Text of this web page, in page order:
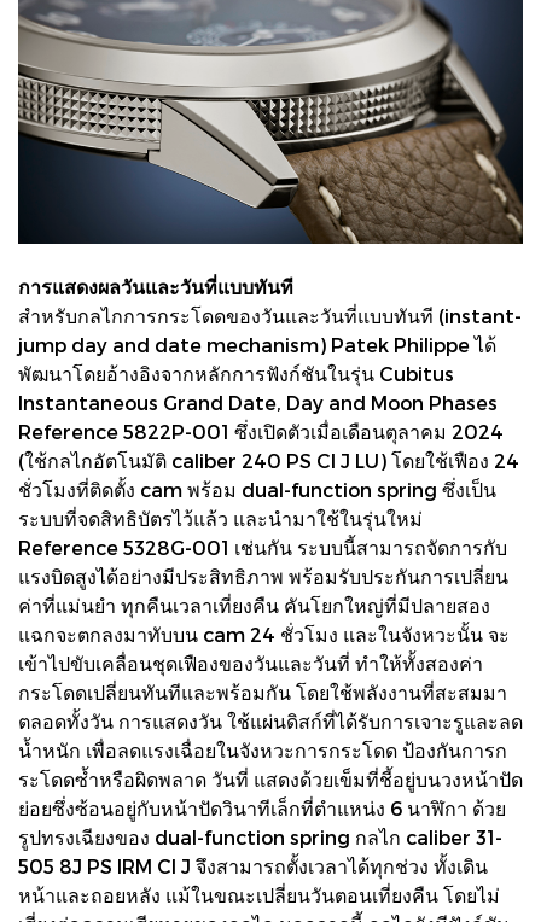
การแสดงผลวันและวันที่แบบทันที
สำหรับกลไกการกระโดดของวันและวันที่แบบทันที (instant-
jump day and date mechanism) Patek Philippe ได้
พัฒนาโดยอ้างอิงจากหลักการฟังก์ชันในรุ่น Cubitus
Instantaneous Grand Date, Day and Moon Phases
Reference 5822P-001 ซึ่งเปิดตัวเมื่อเดือนตุลาคม 2024
(ใช้กลไกอัตโนมัติ caliber 240 PS CI J LU) โดยใช้เฟือง 24
ชั่วโมงที่ติดตั้ง cam พร้อม dual-function spring ซึ่งเป็น
ระบบที่จดสิทธิบัตรไว้แล้ว และนำมาใช้ในรุ่นใหม่
Reference 5328G-001 เช่นกัน ระบบนี้สามารถจัดการกับ
แรงบิดสูงได้อย่างมีประสิทธิภาพ พร้อมรับประกันการเปลี่ยน
ค่าที่แม่นยำ ทุกคืนเวลาเที่ยงคืน คันโยกใหญ่ที่มีปลายสอง
แฉกจะตกลงมาทับบน cam 24 ชั่วโมง และในจังหวะนั้น จะ
เข้าไปขับเคลื่อนชุดเฟืองของวันและวันที่ ทำให้ทั้งสองค่า
กระโดดเปลี่ยนทันทีและพร้อมกัน โดยใช้พลังงานที่สะสมมา
ตลอดทั้งวัน การแสดงวัน ใช้แผ่นดิสก์ที่ได้รับการเจาะรูและลด
น้ำหนัก เพื่อลดแรงเฉื่อยในจังหวะการกระโดด ป้องกันการก
ระโดดซ้ำหรือผิดพลาด วันที่ แสดงด้วยเข็มที่ชี้อยู่บนวงหน้าปัด
ย่อยซึ่งซ้อนอยู่กับหน้าปัดวินาทีเล็กที่ตำแหน่ง 6 นาฬิกา ด้วย
รูปทรงเฉียงของ dual-function spring กลไก caliber 31-
505 8J PS IRM CI J จึงสามารถตั้งเวลาได้ทุกช่วง ทั้งเดิน
หน้าและถอยหลัง แม้ในขณะเปลี่ยนวันตอนเที่ยงคืน โดยไม่